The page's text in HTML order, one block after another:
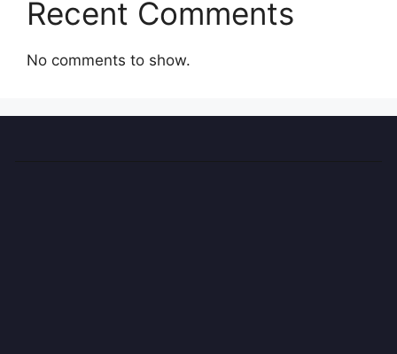
Recent Comments
No comments to show.